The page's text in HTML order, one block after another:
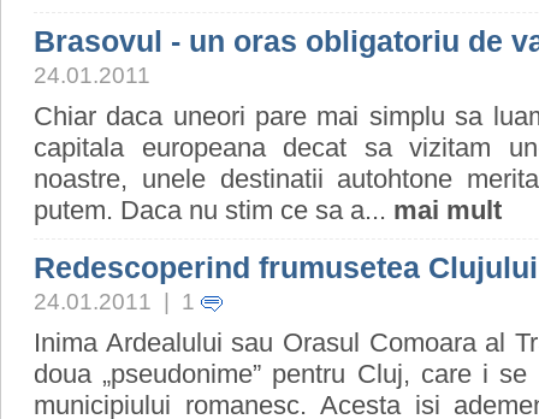
Brasovul - un oras obligatoriu de
24.01.2011
Chiar daca uneori pare mai simplu sa
capitala europeana decat sa vizitam
noastre, unele destinatii autohtone
putem. Daca nu stim ce sa a... mai mult
Redescoperind frumusetea Clujului
24.01.2011 | 1
Inima Ardealului sau Orasul Comoara al
doua „pseudonime” pentru Cluj, care i
municipiului romanesc. Acesta isi